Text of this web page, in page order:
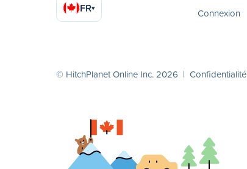
FR▾
Connexion
© HitchPlanet Online Inc. 2026 | Confidentialité